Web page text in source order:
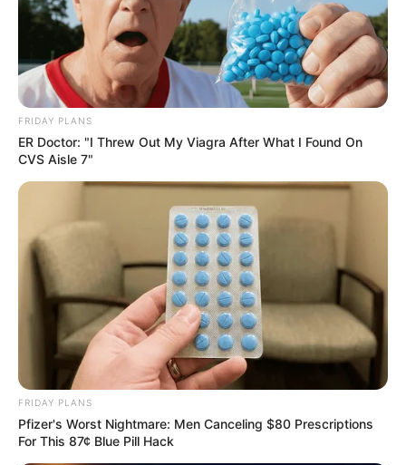
Macaulay Culkin's Own Version Of The New ‘Home
Alone’
BRAINBERRIES
Tallest Women On Earth — Their Height Is Jaw-
FRIDAY PLANS
ER Doctor: "I Threw Out My Viagra After What I Found On
CVS Aisle 7"
FRIDAY PLANS
Pfizer's Worst Nightmare: Men Canceling $80 Prescriptions
For This 87¢ Blue Pill Hack